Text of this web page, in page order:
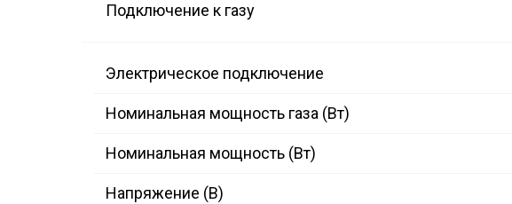
Подключение к газу
Электрическое подключение
Номинальная мощность газа (Вт)
Номинальная мощность (Вт)
Напряжение (В)